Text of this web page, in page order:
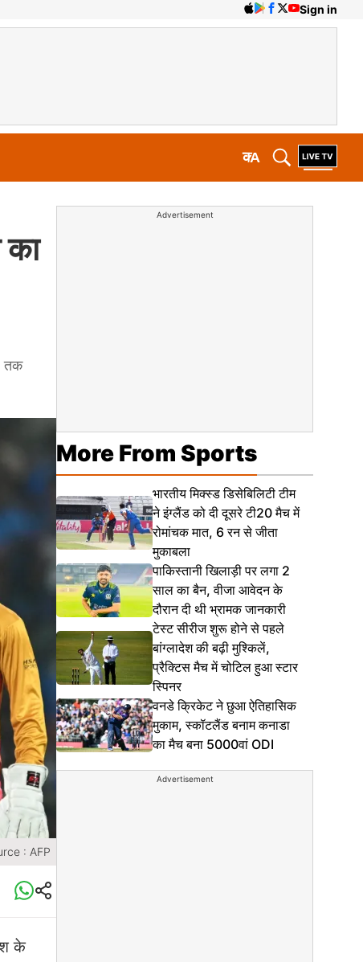
Sign in
A
क
का
तक
: AFP
के
Advertisement
More From Sports
भारतीय मिक्स्ड डिसेबिलिटी टीम
ने इंग्लैंड को दी दूसरे टी20 मैच में
रोमांचक मात, 6 रन से जीता
मुकाबला
पाकिस्तानी खिलाड़ी पर लगा 2
साल का बैन, वीजा आवेदन के
दौरान दी थी भ्रामक जानकारी
टेस्ट सीरीज शुरू होने से पहले
बांग्लादेश की बढ़ी मुश्किलें,
प्रैक्टिस मैच में चोटिल हुआ स्टार
स्पिनर
वनडे क्रिकेट ने छुआ ऐतिहासिक
मुकाम, स्कॉटलैंड बनाम कनाडा
का मैच बना 5000वां ODI
Advertisement